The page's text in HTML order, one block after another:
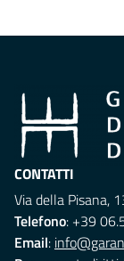
CONTATTI
Via della Pisana,
Telefono: +39
Email: